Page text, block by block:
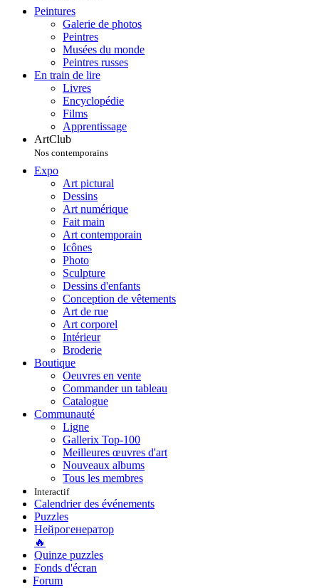
Peintures
Galerie de photos
Peintres
Musées du monde
Peintres russes
En train de lire
Livres
Encyclopédie
Films
Apprentissage
ArtClub
Nos contemporains
Expo
Art pictural
Dessins
Art numérique
Fait main
Art contemporain
Icônes
Photo
Sculpture
Dessins d'enfants
Conception de vêtements
Art de rue
Art corporel
Intérieur
Broderie
Boutique
Oeuvres en vente
Commander un tableau
Catalogue
Communauté
Ligne
Gallerix Top-100
Meilleures œuvres d'art
Nouveaux albums
Tous les membres
Interactif
Calendrier des événements
Puzzles
Нейрогенератор
🔥
Quinze puzzles
Fonds d'écran
Forum